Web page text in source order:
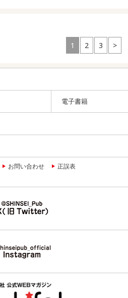
1 2 3 >
電子書籍
お問い合わせ
正誤表